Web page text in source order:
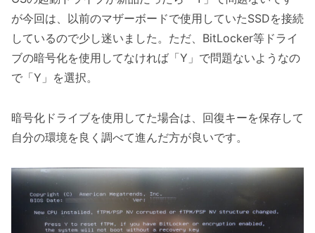
が今回は、以前のマザーボードで使用していたSSDを接続
しているので少し迷いました。ただ、BitLocker等ドライ
ブの暗号化を使用してなければ「Y」で問題ないようなの
で「Y」を選択。
暗号化ドライブを使用してた場合は、回復キーを保存して
自分の環境を良く調べて進んだ方が良いです。